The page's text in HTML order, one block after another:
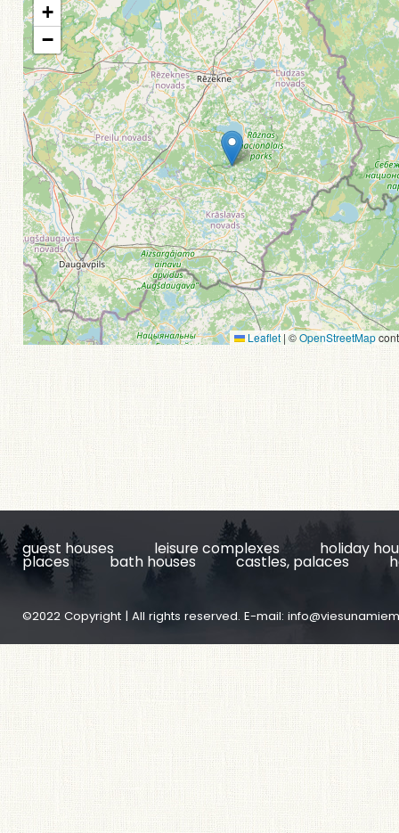
+
−
Leaflet | ©OpenStreetMap
guest houses leisure complexes holiday
places bath houses castles, palaces
©2022 Copyright | All rights reserved. E-mail: